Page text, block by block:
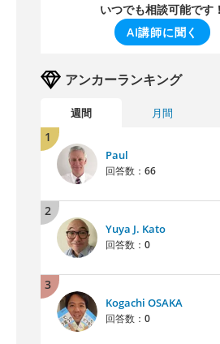
いつでも相談可能です！
AI講師に聞く
アンカーランキング
週間 月間
1
Paul
回答数： 66
2
Yuya J. Kato
回答数： 0
3
Kogachi OSAKA
回答数： 0